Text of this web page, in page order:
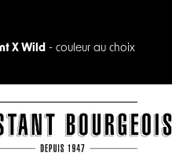
X Wild - couleur au choix